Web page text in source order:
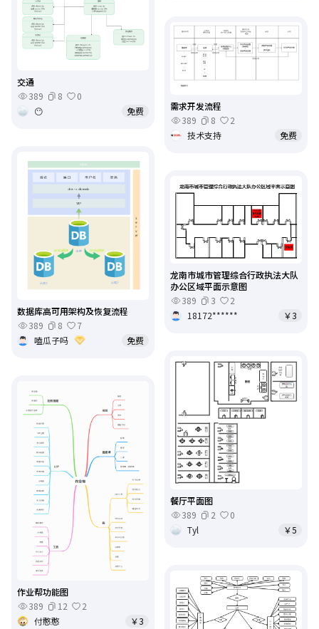
交通
389
8
0
😶
免费
需求开发流程
389
8
2
技术支持
免费
数据库高可用架构及恢复流程
389
8
7
嗑瓜子吗
免费
龙南市城市管理综合行政执法大队
办公区域平面示意图
389
3
2
18172******
￥3
餐厅平面图
389
2
0
Tyl
￥5
作业帮功能图
389
12
2
付憨憨
￥3